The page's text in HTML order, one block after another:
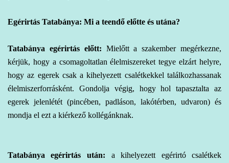
Egérirtás Tatabánya: Mi a teendő előtte és utána?
Tatabánya egérirtás előtt: Mielőtt a szakember megérkezne,
kérjük, hogy a csomagoltatlan élelmiszereket tegye elzárt helyre,
hogy az egerek csak a kihelyezett csalétkekkel találkozhassanak
élelmiszerforrásként. Gondolja végig, hogy hol tapasztalta az
egerek jelenlétét (pincében, padláson, lakótérben, udvaron) és
mondja el ezt a kiérkező kollégánknak.
Tatabánya egérirtás után: a kihelyezett egérirtó csalétkek